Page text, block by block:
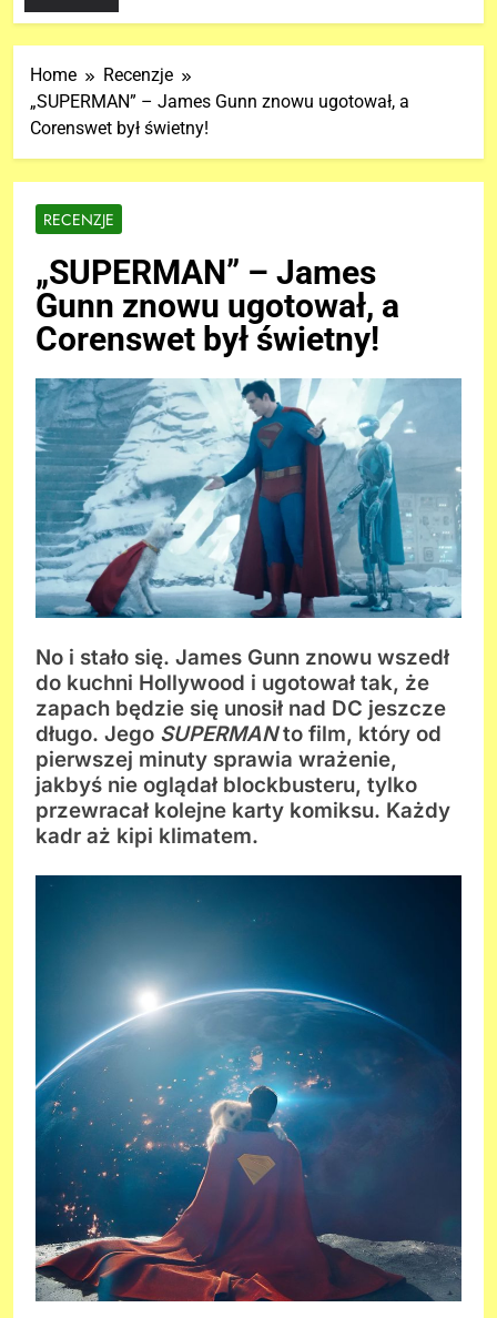
Home
Recenzje
„SUPERMAN” – James Gunn znowu ugotował, a
Corenswet był świetny!
RECENZJE
„SUPERMAN” – James
Gunn znowu ugotował, a
Corenswet był świetny!
No i stało się. James Gunn znowu wszedł
do kuchni Hollywood i ugotował tak, że
zapach będzie się unosił nad DC jeszcze
długo. Jego SUPERMANto film, który od
pierwszej minuty sprawia wrażenie,
jakbyś nie oglądał blockbusteru, tylko
przewracał kolejne karty komiksu. Każdy
kadr aż kipi klimatem.